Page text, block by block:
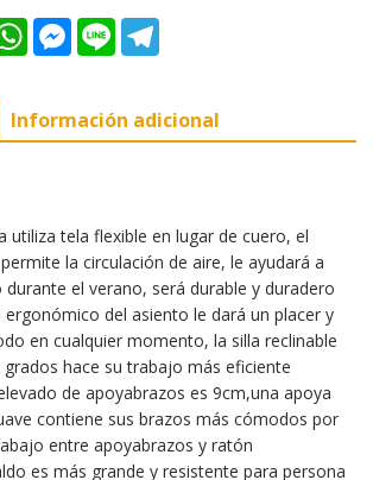
W
h
A
p
M
e
n
g
L
i
T
e
r
a
Información adicional
utiliza tela flexible en lugar de cuero, el
la circulación de aire, le ayudará a
el verano, será durable y duradero
ergonómico del asiento le dará un placer y
en cualquier momento, la silla reclinable
hace su trabajo más eficiente
de apoyabrazos es 9cm,una apoya
contiene sus brazos más cómodos por
entre apoyabrazos y ratón
es más grande y resistente para persona